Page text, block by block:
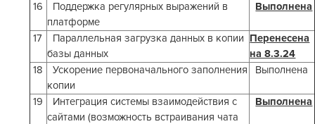
16
Поддержка регулярных выражений в
платформе
Выполнена
17
Параллельная загрузка данных в копии
базы данных
Перенесена
на 8.3.24
18
Ускорение первоначального заполнения
копии
Выполнена
19
Интеграция системы взаимодействия с
сайтами (возможность встраивания чата
Выполнена